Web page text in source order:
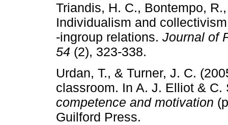
Triandis, H. C., Bontempo,
Individualism and
‑ingroup relations. Journal of
54 (2), 323­‑338.
Urdan, T., & Turner, J. C.
classroom. In A. J. Elliot &
competence and motivation
Guilford Press.